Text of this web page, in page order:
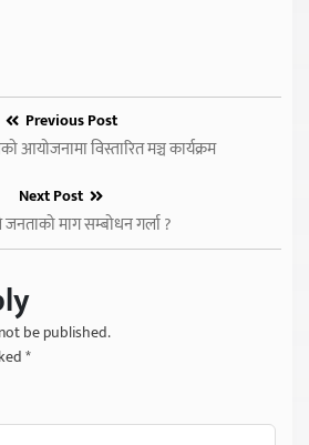
Previous Post
आयोजनामा विस्तारित मञ्च कार्यक्रम
Next Post
माग सम्बोधन गर्ला ?
be published.
*